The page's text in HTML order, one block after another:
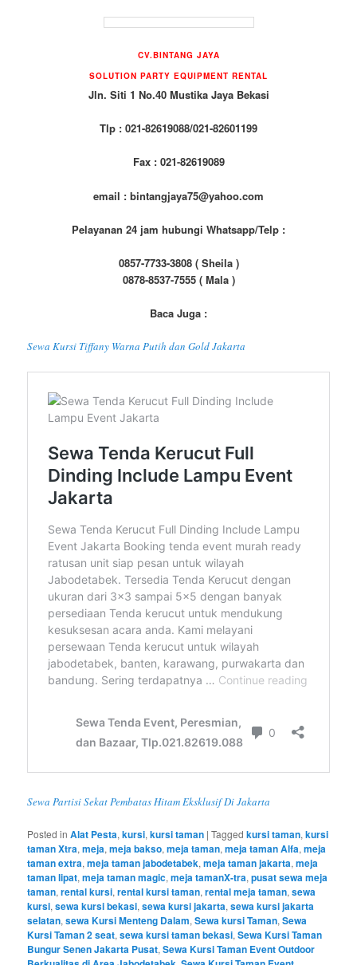
CV.BINTANG JAYA
SOLUTION PARTY EQUIPMENT RENTAL
Jln. Siti 1 No.40 Mustika Jaya Bekasi
Tlp : 021-82619088/021-82601199
Fax : 021-82619089
email : bintangjaya75@yahoo.com
Pelayanan 24 jam hubungi Whatsapp/Telp :
0857-7733-3808 ( Sheila )
0878-8537-7555 ( Mala )
Baca Juga :
Sewa Kursi Tiffany Warna Putih dan Gold Jakarta
Sewa Partisi Sekat Pembatas Hitam Eksklusif Di Jakarta
Posted in Alat Pesta,kursi,kursi taman |Tagged kursi taman,kursi
taman Xtra,meja,meja bakso,meja taman,meja taman Alfa,meja
taman extra,meja taman jabodetabek,meja taman jakarta,meja
taman lipat,meja taman magic,meja tamanX-tra,pusat sewa meja
taman,rental kursi,rental kursi taman,rental meja taman,sewa
kursi,sewa kursi bekasi,sewa kursi jakarta,sewa kursi jakarta
selatan,sewa Kursi Menteng Dalam,Sewa kursi Taman,Sewa
Kursi Taman 2 seat,sewa kursi taman bekasi,Sewa Kursi Taman
Bungur Senen Jakarta Pusat,Sewa Kursi Taman Event Outdoor